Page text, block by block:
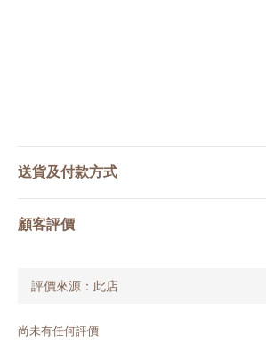
送貨及付款方式
顧客評價
尚未有任何評價